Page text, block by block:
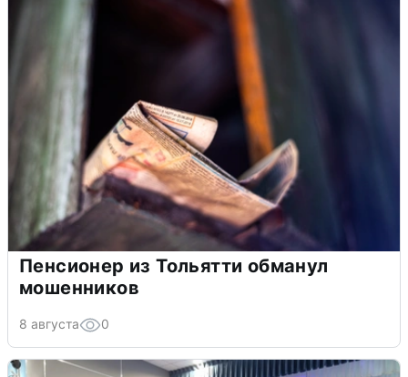
Пенсионер из Тольятти обманул
мошенников
8 августа 0